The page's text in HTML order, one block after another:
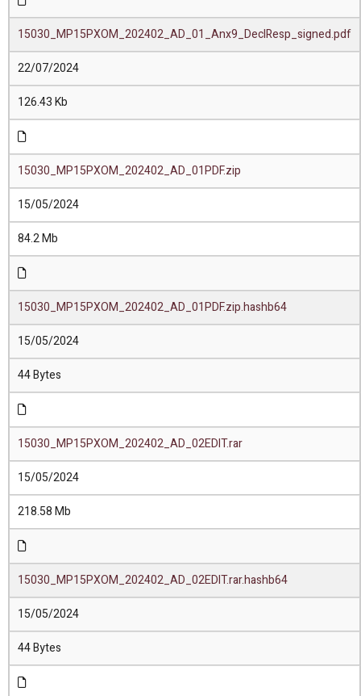
15030_MP15PXOM_202402_AD_01_Anx9_DeclResp_signed.pdf
22/07/2024
126.43 Kb
15030_MP15PXOM_202402_AD_01PDF.zip
15/05/2024
84.2 Mb
15030_MP15PXOM_202402_AD_01PDF.zip.hashb64
15/05/2024
44 Bytes
15030_MP15PXOM_202402_AD_02EDIT.rar
15/05/2024
218.58 Mb
15030_MP15PXOM_202402_AD_02EDIT.rar.hashb64
15/05/2024
44 Bytes